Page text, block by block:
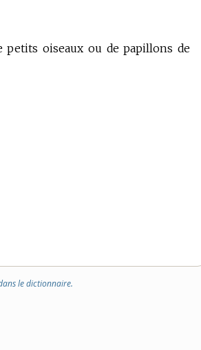
petits oiseaux ou de papillons de
le dictionnaire.